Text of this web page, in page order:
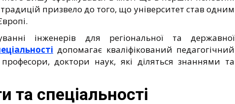
призвело до того, що університет став одним
інженерів для регіональної та державної
допомагає кваліфікований педагогічний
доктори наук, які діляться знаннями та
та спеціальності